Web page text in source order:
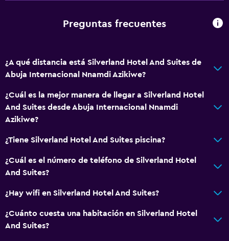
Preguntas frecuentes
¿A qué distancia está Silverland Hotel And Suites de
Abuja Internacional Nnamdi Azikiwe?
¿Cuál es la mejor manera de llegar a Silverland Hotel
And Suites desde Abuja Internacional Nnamdi
Azikiwe?
¿Tiene Silverland Hotel And Suites piscina?
¿Cuál es el número de teléfono de Silverland Hotel
And Suites?
¿Hay wifi en Silverland Hotel And Suites?
¿Cuánto cuesta una habitación en Silverland Hotel
And Suites?